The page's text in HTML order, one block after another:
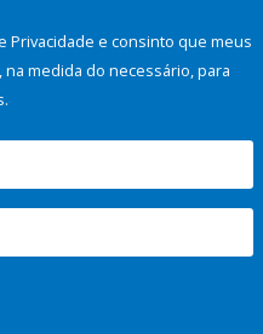
Privacidade e consinto que meus
medida do necessário, para